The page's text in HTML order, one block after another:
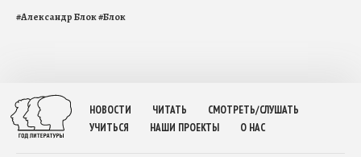
#Александр Блок#Блок
НОВОСТИ ЧИТАТЬ
СМОТРЕТЬ/СЛУШАТЬ
УЧИТЬСЯ
НАШИ ПРОЕКТЫ О НАС